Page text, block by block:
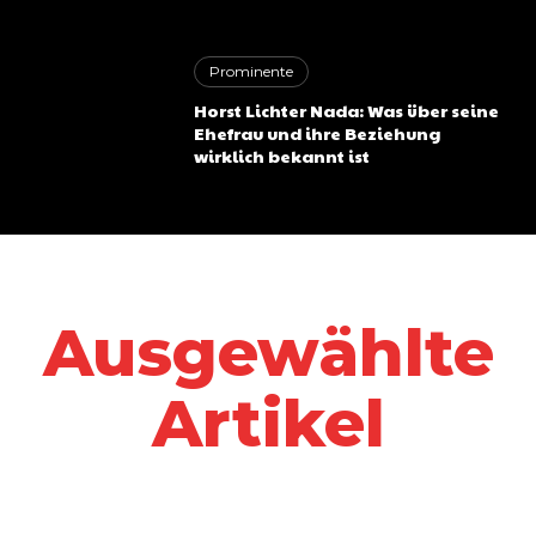
Prominente
Horst Lichter Nada: Was über seine
Ehefrau und ihre Beziehung
wirklich bekannt ist
Ausgewählte
Artikel